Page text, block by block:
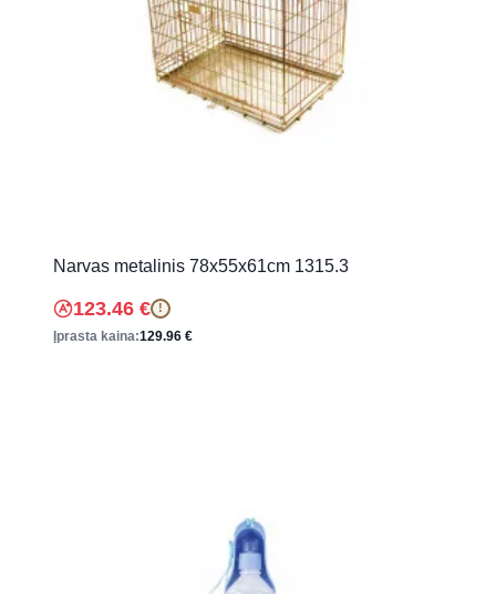
Narvas metalinis 78x55x61cm 1315.3
123.46 € !
Įprasta kaina:129.96 €